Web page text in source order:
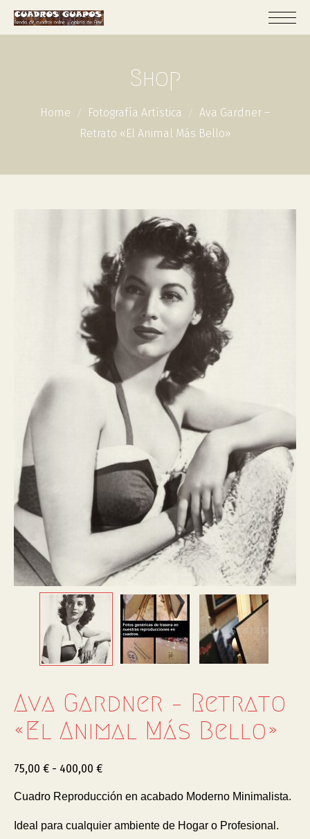
Shop
Home Fotografía Artística
Ava Gardner –
Retrato «El Animal Más Bello»
Ava Gardner – Retrato
«El Animal Más Bello»
75,00 € - 400,00 €
Cuadro Reproducción en acabado Moderno Minimalista.
Ideal para cualquier ambiente de Hogar o Profesional.